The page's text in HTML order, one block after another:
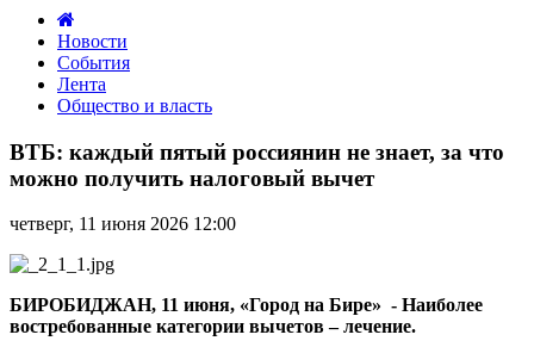
Новости
События
Лента
Общество и власть
каждый
россиянин
знает,
за
что
можно
получить
ВТБ: каждый пятый россиянин не знает, за что
можно получить налоговый вычет
четверг, 11 июня 2026 12:00
БИРОБИДЖАН, 11 июня, «Город на Бире» - Наиболее
востребованные категории вычетов – лечение.